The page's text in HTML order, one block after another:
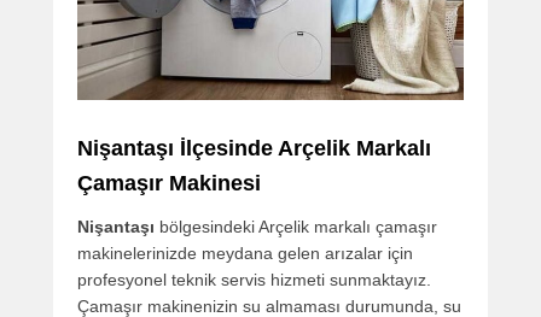
Nişantaşı İlçesinde Arçelik Markalı
Çamaşır Makinesi
Nişantaşı bölgesindeki Arçelik markalı çamaşır
makinelerinizde meydana gelen arızalar için
profesyonel teknik servis hizmeti sunmaktayız.
Çamaşır makinenizin su almaması durumunda, su